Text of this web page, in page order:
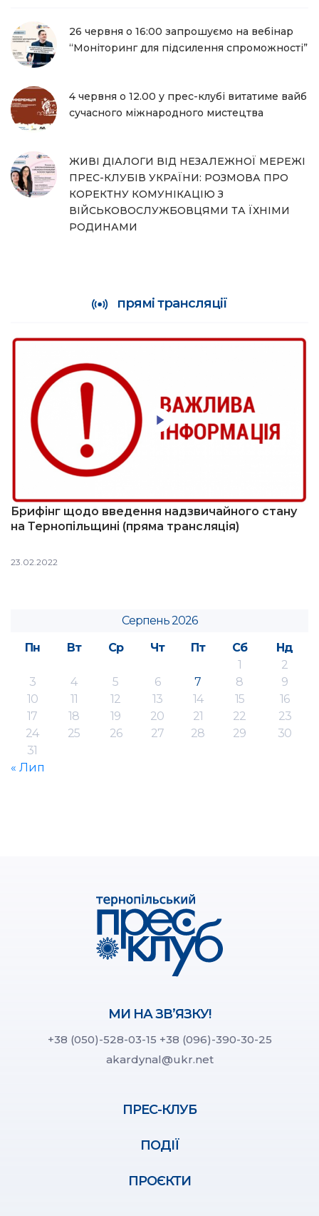
26 червня о 16:00 запрошуємо на вебінар
“Моніторинг для підсилення спроможності”
4 червня о 12.00 у прес-клубі витатиме вайб
сучасного міжнародного мистецтва
ЖИВІ ДІАЛОГИ ВІД НЕЗАЛЕЖНОЇ МЕРЕЖІ
ПРЕС-КЛУБІВ УКРАЇНИ: РОЗМОВА ПРО
КОРЕКТНУ КОМУНІКАЦІЮ З
ВІЙСЬКОВОСЛУЖБОВЦЯМИ ТА ЇХНІМИ
РОДИНАМИ
прямі трансляції
Брифінг щодо введення надзвичайного стану
на Тернопільщині (пряма трансляція)
23.02.2022
Серпень 2026
Пн
Вт Ср Чт Пт Сб
Нд
1
2
3
4 5 6 7 8
9
10
11 12 13 14 15
16
17
18 19 20 21 22
23
24
25 26 27 28 29
30
31
« Лип
МИ НА ЗВ’ЯЗКУ!
+38 (050)-528-03-15 +38 (096)-390-30-25
akardynal@ukr.net
ПРЕС-КЛУБ
ПОДІЇ
ПРОЄКТИ